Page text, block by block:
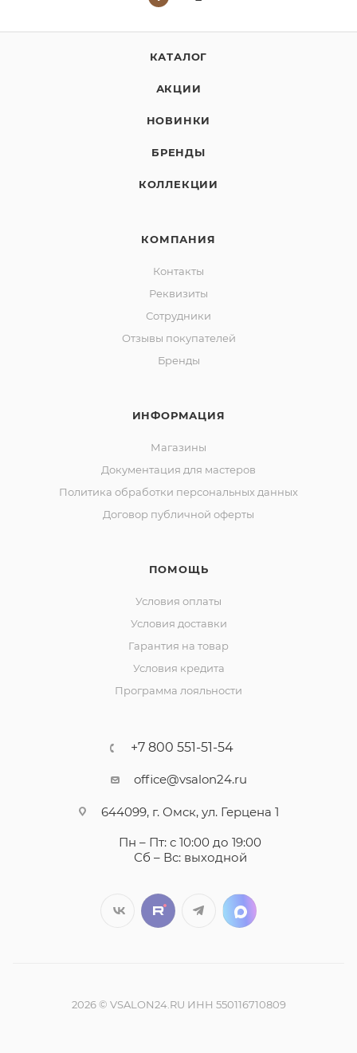
КАТАЛОГ
АКЦИИ
НОВИНКИ
БРЕНДЫ
КОЛЛЕКЦИИ
КОМПАНИЯ
Контакты
Реквизиты
Сотрудники
Отзывы покупателей
Бренды
ИНФОРМАЦИЯ
Магазины
Документация для мастеров
Политика обработки персональных данных
Договор публичной оферты
ПОМОЩЬ
Условия оплаты
Условия доставки
Гарантия на товар
Условия кредита
Программа лояльности
+7 800 551-51-54
office@vsalon24.ru
644099, г. Омск, ул. Герцена 1
Пн – Пт: с 10:00 до 19:00
Сб – Вс: выходной
2026 © VSALON24.RU ИНН 550116710809